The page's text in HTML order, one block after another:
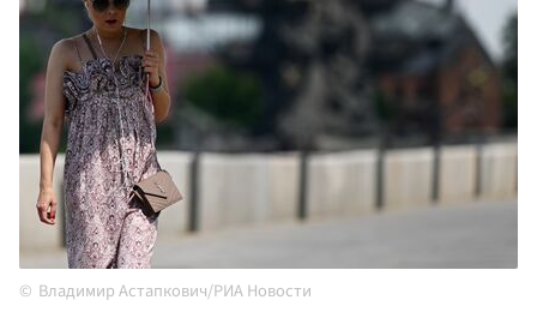
Владимир Астапкович/РИА Новости